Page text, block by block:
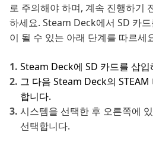
로 주의해야 하며, 계속 진행하기
하세요. Steam Deck에서 SD 카
이 될 수 있는 아래 단계를 따르세
Steam Deck에 SD 카드를 삽입
그 다음 Steam Deck의
합니다.
시스템을 선택한 후 오른쪽에
선택합니다.